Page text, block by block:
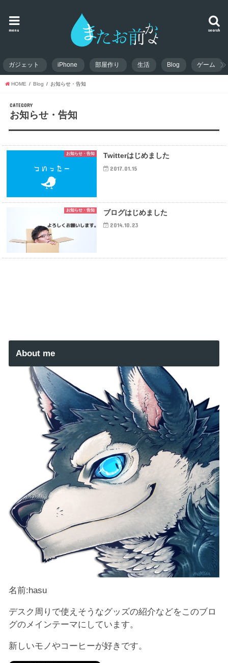
search
menu
ガジェット iPhone 部屋作り 生活 Blog ゲーム
HOME Blog お知らせ・告知
CATEGORY
お知らせ・告知
お知らせ・告知 Twitterはじめました
2017.01.15
お知らせ・告知 ブログはじめました
2014.10.23
About me
名前:hasu
デスク周りで使えそうなグッズの紹介などをこのブロ
グのメインテーマにしています。
新しいモノやコーヒーが好きです。